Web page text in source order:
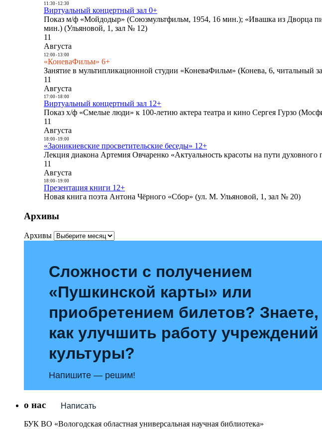
11:30- 12:30
Виртуальный концертный зал 0+
Показ м/ф «Мойдодыр» (Союзмультфильм, 1954, 16 мин.); «Ивашка из Дворца
мин.) (Ульяновой, 1, зал № 12)
11
Августа
12:00- 13:00
«КоневаФильм» 6+
Занятие в мультипликационной студии «КоневаФильм» (Конева, 6, читальный
11
Августа
17:00- 18:00
Виртуальный концертный зал 12+
Показ х/ф «Смелые люди» к 100-летию актера театра и кино Сергея Гурзо
11
Августа
18:00- 19:00
«Заоникиевские просветительские беседы» 12+
Лекция диакона Артемия Овчаренко «Актуальность красоты на пути
11
Августа
18:00- 19:00
Презентация книги 12+
Новая книга поэта Антона Чёрного «Сбор» (ул. М. Ульяновой, 1, зал № 20)
Архивы
Архивы
Сложности с получением
«Пушкинской карты» или
приобретением билетов? Знаете,
как улучшить работу учреждений
культуры?
Напишите — решим!
Написать
о нас
БУК ВО «Вологодская областная универсальная научная библиотека»